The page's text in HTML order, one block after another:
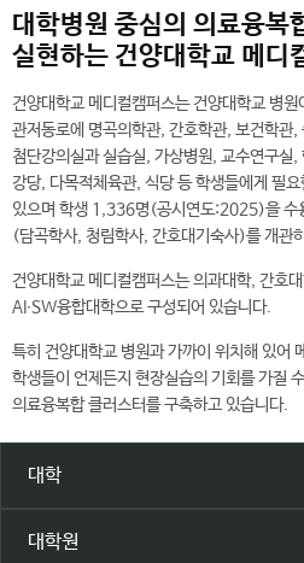
대학병원 중심의 의료융복
실현하는 건양대학교 메디
건양대학교 메디컬캠퍼스는 건양대학교 병
관저동로에 명곡의학관, 간호학관, 보건학관,
첨단강의실과 실습실, 가상병원, 교수연구실
강당, 다목적체육관, 식당 등 학생들에게 필
있으며 학생 1,336명(공시연도:2025)을 수
(담곡학사, 청림학사, 간호대기숙사)를 개관
건양대학교 메디컬캠퍼스는 의과대학, 간호
AI∙SW융합대학으로 구성되어 있습니다.
특히 건양대학교 병원과 가까이 위치해 있어
학생들이 언제든지 현장실습의 기회를 가질
의료융복합 클러스터를 구축하고 있습니다.
대학
대학원